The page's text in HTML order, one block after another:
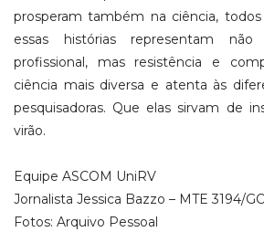
prosperam também na ciência,
essas histórias representam não
profissional, mas resistência e
ciência mais diversa e atenta às
pesquisadoras. Que elas sirvam de
virão.
Equipe ASCOM UniRV
Jornalista Jessica Bazzo – MTE 3194/
Fotos: Arquivo Pessoal